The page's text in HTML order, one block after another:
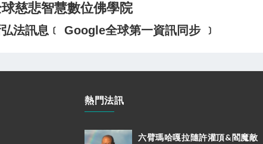
慈悲智慧數位佛學院
法訊息﹝ Google全球第一資訊同步 ﹞
熱門法訊
六臂瑪哈嘎拉隨許灌頂&閻魔敵